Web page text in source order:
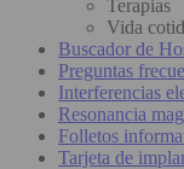
Terapias
Vida
Buscador de
Preguntas
Interferencias
Resonancia
Folletos
Tarjeta de